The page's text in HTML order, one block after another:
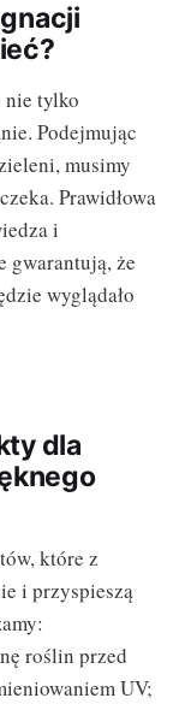
nie tylko
Podejmując
musimy
Prawidłowa
i
gwarantują, że
wyglądało
dla
które z
i przyspieszą
roślin przed
UV;